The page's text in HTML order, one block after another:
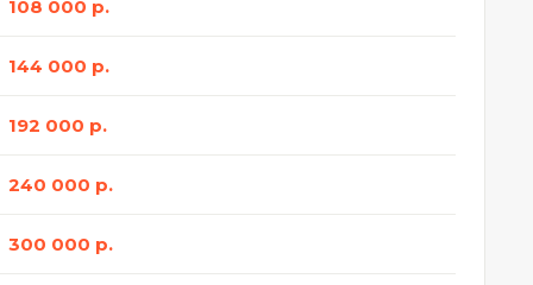
108 000 р.
144 000 р.
192 000 р.
240 000 р.
300 000 р.